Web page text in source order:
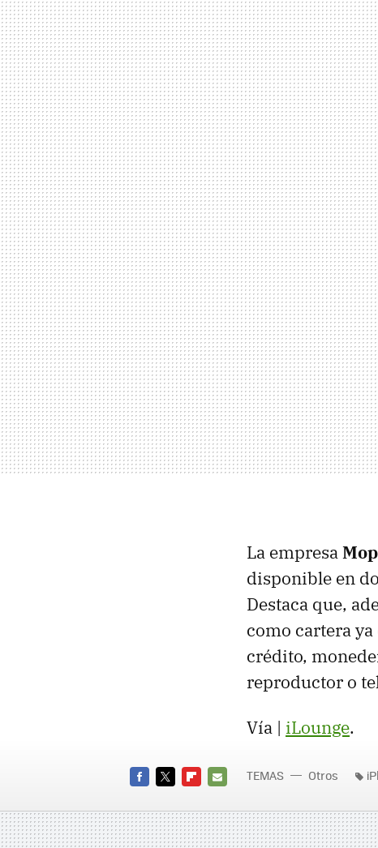
La empresa
disponible en
Destaca que,
como cartera
crédito,
reproductor o
Vía | iLounge.
MAIL
TEMAS Otros